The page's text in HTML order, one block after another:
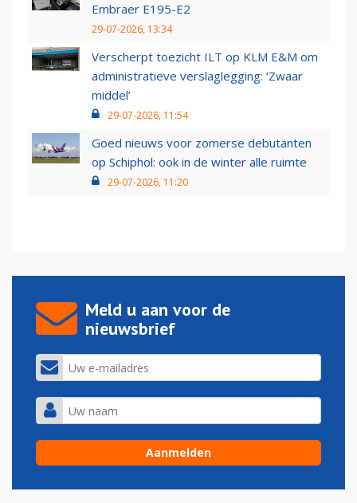
Embraer E195-E2
29-07-2026, 13:34
Verscherpt toezicht ILT op KLM E&M om
administratieve verslaglegging: ‘Zwaar
middel’
29-07-2026, 11:54
Goed nieuws voor zomerse debutanten
op Schiphol: ook in de winter alle ruimte
29-07-2026, 11:20
Meld u aan voor de
nieuwsbrief